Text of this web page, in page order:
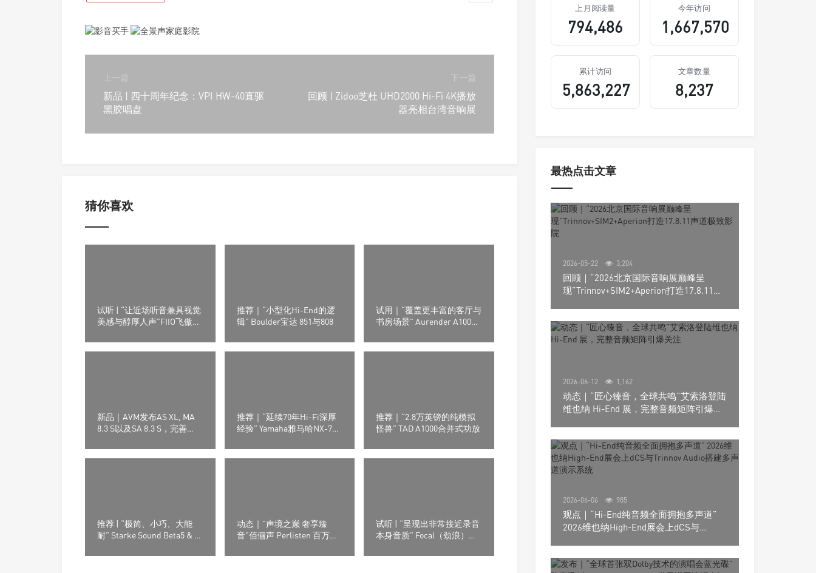
上一篇
新品 | 四十周年纪念：VPI HW-40直驱
黑胶唱盘
下一篇
回顾 | Zidoo芝杜 UHD2000 Hi-Fi 4K播放
器亮相台湾音响展
猜你喜欢
试听 | “让近场听音兼具视觉
美感与醇厚人声”FIIO飞傲
推荐｜“小型化Hi-End的逻
辑” Boulder宝达 851与808
试用｜“覆盖更丰富的客厅与
书房场景” Aurender A1000
新品｜AVM发布AS XL, MA
8.3 S以及SA 8.3 S，完善
推荐｜“延续70年Hi-Fi深厚
经验” Yamaha雅马哈NX-70A
推荐｜“2.8万英镑的纯模拟
怪兽” TAD A1000合并式功放
推荐 | “极简、小巧、大能
耐” Starke Sound Beta5 & 定
响组合
动态｜”声境之巅 奢享臻
音”佰俪声 Perlisten 百万级
际音响展
试听 | “呈现出非常接近录音
本身音质” Focal（劲浪）
箱
上月阅读量
794,486
今年访问
1,667,570
累计访问
5,863,227
文章数量
8,237
最热点击文章
2026-05-22 3,204
回顾｜“2026北京国际音响展巅峰呈
现”Trinnov+SIM2+Aperion打造17.8.11声
2026-06-12 1,162
动态｜“匠心臻音，全球共鸣”艾索洛登陆
维也纳 Hi-End 展，完整音频矩阵引爆关
2026-06-06 985
观点｜“Hi-End纯音频全面拥抱多声道”
2026维也纳High-End展会上dCS与